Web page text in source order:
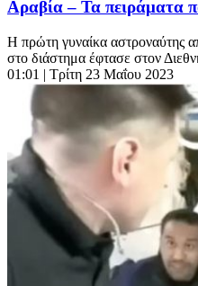
Αραβία – Τα πειράματα
Η πρώτη γυναίκα αστροναύτης
στο διάστημα έφτασε στον
01:01 | Τρίτη 23 Μαΐου 2023